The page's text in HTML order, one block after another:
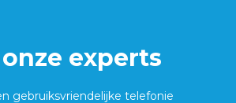
experts
gebruiksvriendelijke telefonie